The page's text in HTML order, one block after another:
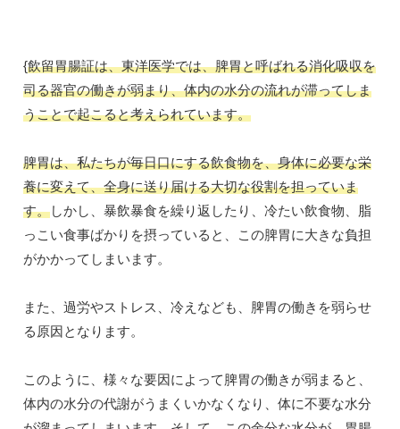
{飲留胃腸証は、東洋医学では、脾胃と呼ばれる消化吸収を
司る器官の働きが弱まり、体内の水分の流れが滞ってしま
うことで起こると考えられています。
脾胃は、私たちが毎日口にする飲食物を、身体に必要な栄
養に変えて、全身に送り届ける大切な役割を担っていま
す。しかし、暴飲暴食を繰り返したり、冷たい飲食物、脂
っこい食事ばかりを摂っていると、この脾胃に大きな負担
がかかってしまいます。
また、過労やストレス、冷えなども、脾胃の働きを弱らせ
る原因となります。
このように、様々な要因によって脾胃の働きが弱まると、
体内の水分の代謝がうまくいかなくなり、体に不要な水分